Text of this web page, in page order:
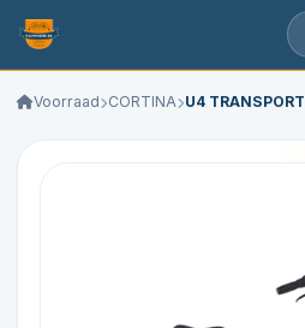
Voorraad CORTINA U4 TRANSPORT